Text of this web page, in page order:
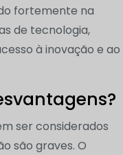
fortemente na
de tecnologia,
à inovação e ao
ser considerados
são graves. O